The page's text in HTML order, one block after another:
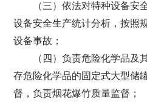
（三）依法对特种设备安
设备安全生产统计分析，按照
设备事故；
（四）负责危险化学品及
存危险化学品的固定式大型储
督，负责烟花爆竹质量监督；